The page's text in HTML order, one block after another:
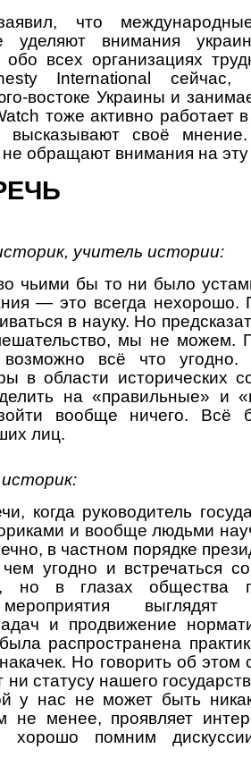
что
уделяют внимания
обо всех организациях
International сейчас,
востоке Украины и
тоже активно работает
высказывают своё
не обращают внимания на
учитель истории:
чьими бы то ни было
— это всегда нехорошо.
в науку. Но
мы не можем.
всё что угодно.
в области исторических
на «правильные» и
вообще ничего. Всё
лиц.
историк:
когда руководитель
и вообще людьми
в частном порядке
чем угодно и встречаться
но в глазах общества
выглядят
и продвижение
распространена
Но говорить об этом
ни статусу нашего
у нас не может быть
не менее, проявляет
помним